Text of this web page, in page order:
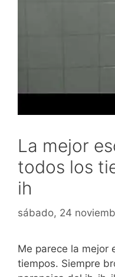
La mejor
todos los
ih
sábado, 24
Me parece la mejor
tiempos. Siempre